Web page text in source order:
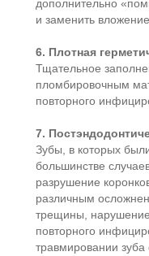
дополнительно
и заменить
6. Плотная
Тщательное
пломбировочным
повторного
7.
Зубы, в которых
большинстве
разрушение
различным
трещины,
повторного
травмировании зуба